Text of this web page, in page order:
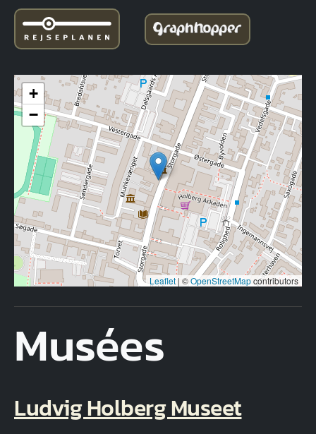
+
−
Leaflet | ©OpenStreetMapcontributors
Musées
Ludvig Holberg Museet